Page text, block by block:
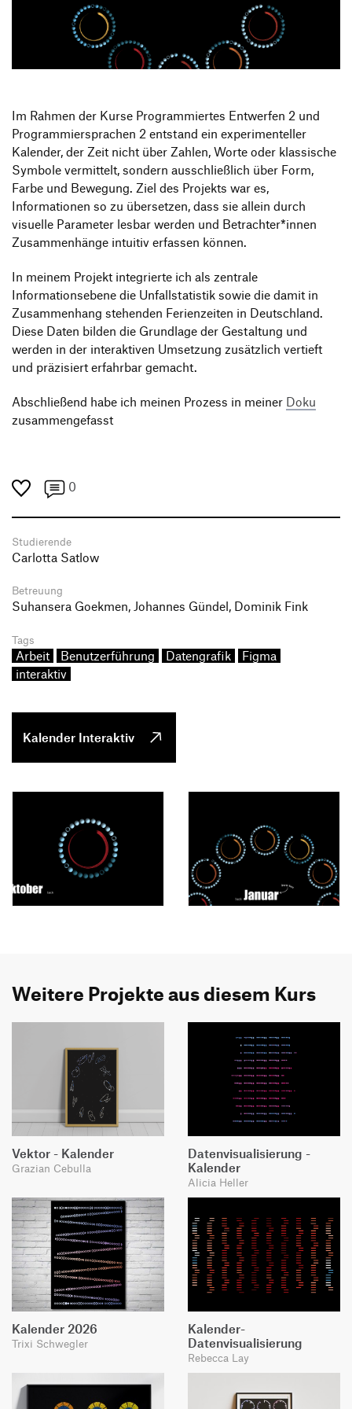
Transfer und Kooperation
Produktgestaltung B.A.
Strategische Gestaltung M.A.
Im Rahmen der Kurse Programmiertes Entwerfen 2 und
Programmiersprachen 2 entstand ein experimenteller
Kalender, der Zeit nicht über Zahlen, Worte oder klassische
Symbole vermittelt, sondern ausschließlich über Form,
Farbe und Bewegung. Ziel des Projekts war es,
Informationen so zu übersetzen, dass sie allein durch
visuelle Parameter lesbar werden und Betrachter*innen
Zusammenhänge intuitiv erfassen können.
In meinem Projekt integrierte ich als zentrale
Informationsebene die Unfallstatistik sowie die damit in
Zusammenhang stehenden Ferienzeiten in Deutschland.
Diese Daten bilden die Grundlage der Gestaltung und
werden in der interaktiven Umsetzung zusätzlich vertieft
und präzisiert erfahrbar gemacht.
Abschließend habe ich meinen Prozess in meiner Doku
zusammengefasst
0
Studierende
Carlotta Satlow
Betreuung
Suhansera Goekmen, Johannes Gündel, Dominik Fink
Tags
Arbeit Benutzerführung Datengrafik
Figma
interaktiv
Kalender Interaktiv
Weitere Projekte aus diesem Kurs
Vektor - Kalender
Grazian Cebulla
Datenvisualisierung -
Kalender
Alicia Heller
Kalender 2026
Trixi Schwegler
Kalender-
Datenvisualisierung
Rebecca Lay